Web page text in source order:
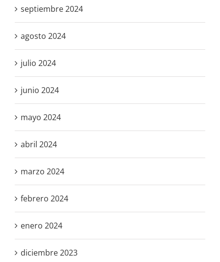
septiembre 2024
agosto 2024
julio 2024
junio 2024
mayo 2024
abril 2024
marzo 2024
febrero 2024
enero 2024
diciembre 2023